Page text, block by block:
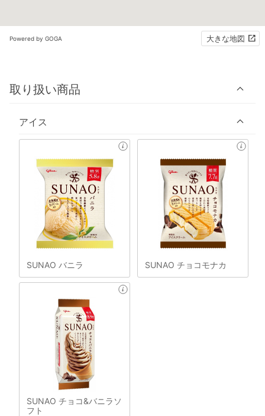
Powered by GOGA 大きな地図
取り扱い商品
アイス
SUNAO バニラ SUNAO チョコモナカ
SUNAO チョコ&バニラソ
フト